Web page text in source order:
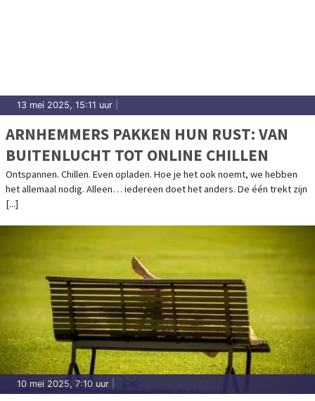
13 mei 2025, 15:11 uur
ARNHEMMERS PAKKEN HUN RUST: VAN
BUITENLUCHT TOT ONLINE CHILLEN
Ontspannen. Chillen. Even opladen. Hoe je het ook noemt, we hebben
het allemaal nodig. Alleen… iedereen doet het anders. De één trekt zijn
[...]
10 mei 2025, 7:10 uur